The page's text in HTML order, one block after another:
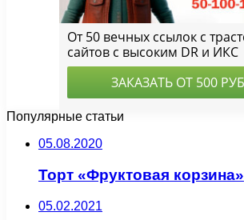
Популярные статьи
05.08.2020
Торт «Фруктовая корзина»
05.02.2021